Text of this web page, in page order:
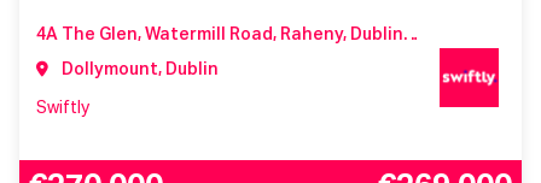
4A The Glen, Watermill Road, Raheny, Dublin 5, Co. Dublin, D05 HK33
Dollymount, Dublin
Swiftly